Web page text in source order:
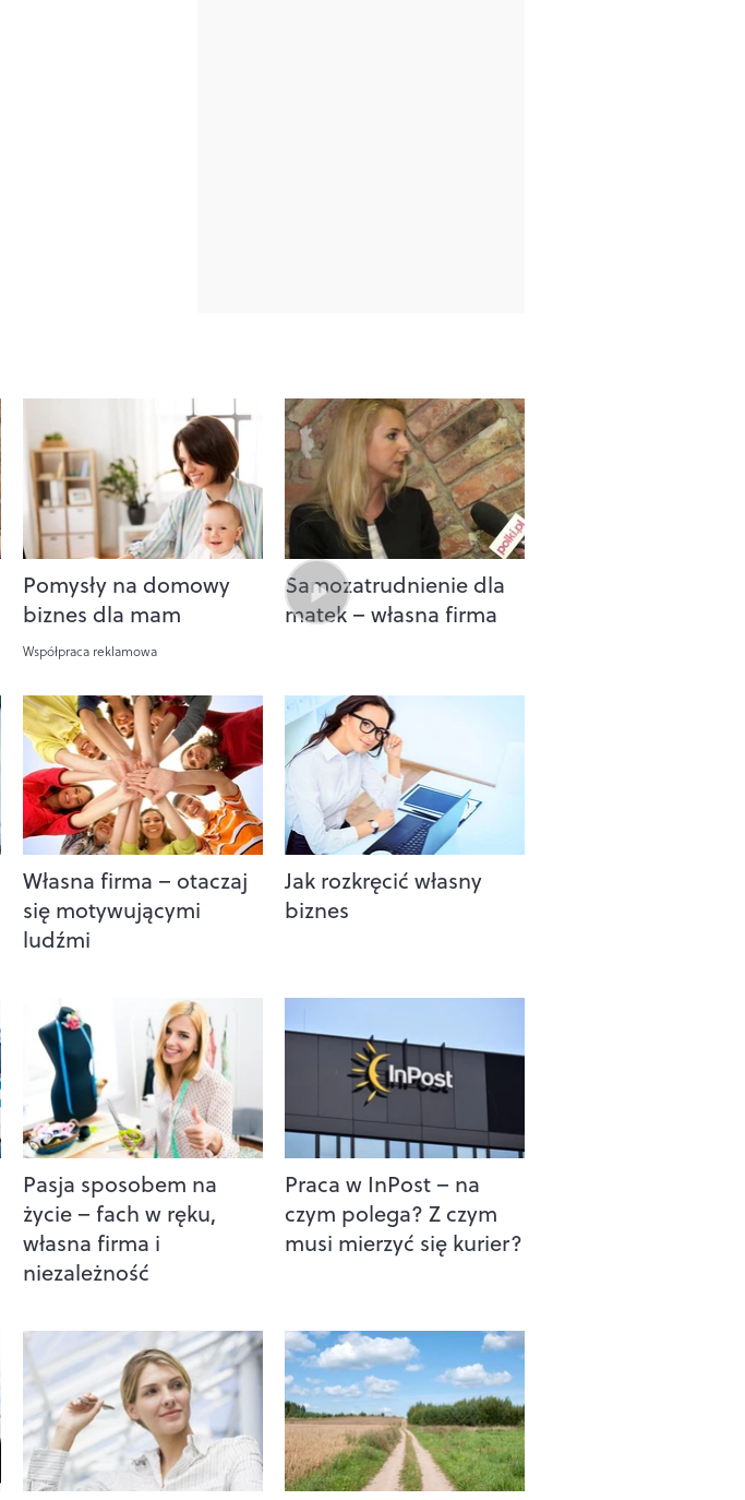
Pomysły na domowy
biznes dla mam
Współpraca reklamowa
Samozatrudnienie dla
matek – własna firma
Własna firma – otaczaj
się motywującymi
ludźmi
Jak rozkręcić własny
biznes
Pasja sposobem na
życie – fach w ręku,
własna firma i
niezależność
Praca w InPost – na
czym polega? Z czym
musi mierzyć się kurier?